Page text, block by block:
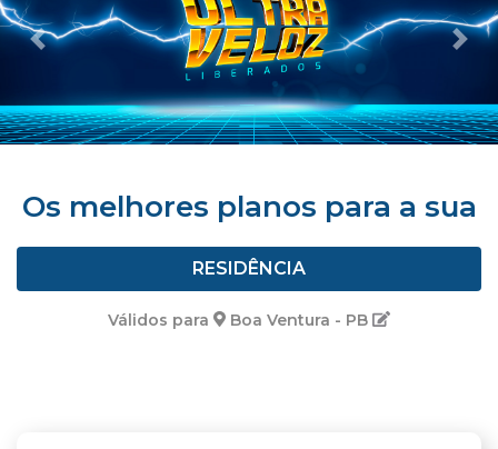
Anerior
Os melhores planos para a sua
RESIDÊNCIA
Válidos para Boa Ventura - PB